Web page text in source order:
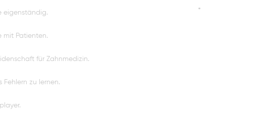
eigenständig.
mit Patienten.
für Zahnmedizin.
Fehlern zu lernen.
*